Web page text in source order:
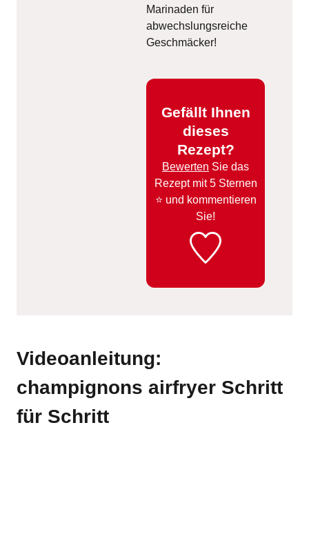
Marinaden für
abwechslungsreiche
Geschmäcker!
Gefällt Ihnen
dieses
Rezept?
Bewerten Sie das
Rezept mit 5 Sternen
⭐️ und kommentieren
Sie!
Videoanleitung:
champignons airfryer Schritt
für Schritt